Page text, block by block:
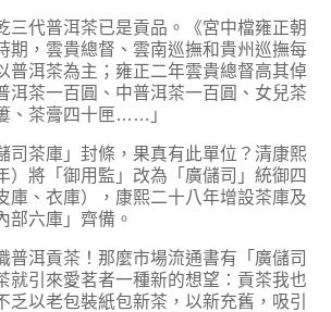
三代普洱茶已是貢品。《宮中檔雍正朝
期，雲貴總督、雲南巡撫和貴州巡撫每
普洱茶為主；雍正二年雲貴總督高其倬
洱茶一百圓、中普洱茶一百圓、女兒茶
、茶膏四十匣……」
司茶庫」封條，果真有此單位？清康熙
）將「御用監」改為「廣儲司」統御四
庫、衣庫），康熙二十八年增設茶庫及
部六庫」齊備。
普洱貢茶！那麼市場流通書有「廣儲司
就引來愛茗者一種新的想望：貢茶我也
乏以老包裝紙包新茶，以新充舊，吸引